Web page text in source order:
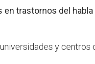
trastornos del habla
y centros